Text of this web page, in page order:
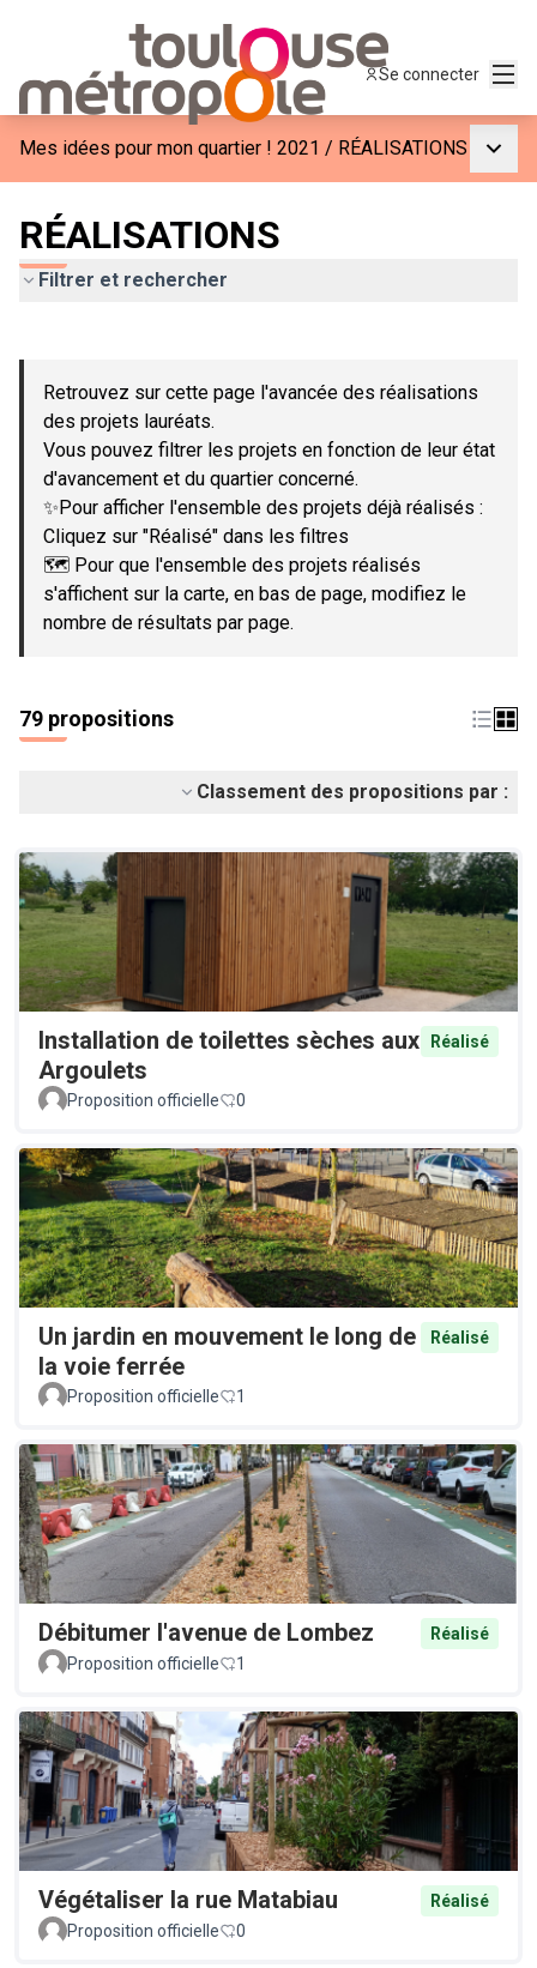
Se connecter
Mes idées pour mon quartier ! 2021 / RÉALISATIONS
RÉALISATIONS
Filtrer et rechercher
−
Retrouvez sur cette page l'avancée des réalisations
des projets lauréats.
Vous pouvez filtrer les projets en fonction de leur état
d'avancement et du quartier concerné.
✨Pour afficher l'ensemble des projets déjà réalisés :
Cliquez sur "Réalisé" dans les filtres
🗺️ Pour que l'ensemble des projets réalisés
s'affichent sur la carte, en bas de page, modifiez le
nombre de résultats par page.
79 propositions
Classement des propositions par :
Installation de toilettes sèches aux
Argoulets
Réalisé
Proposition officielle 0
Un jardin en mouvement le long de
la voie ferrée
Réalisé
Proposition officielle 1
Débitumer l'avenue de Lombez
Réalisé
Proposition officielle
1
Végétaliser la rue Matabiau
Réalisé
Proposition officielle
0